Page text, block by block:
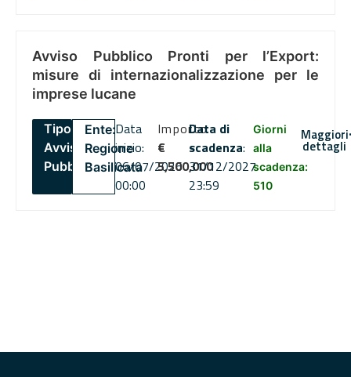
Avviso Pubblico Pronti per l’Export:
misure di internazionalizzazione per le
imprese lucane
Tipo:
Avviso
Pubblico
Ente:
Regione
Basilicata
Data
inizio:
06/07/2026
00:00
Importo
€
5,500,000
Data di
scadenza:
31/12/2027
23:59
Giorni
alla
scadenza:
510
Maggiori
dettagli